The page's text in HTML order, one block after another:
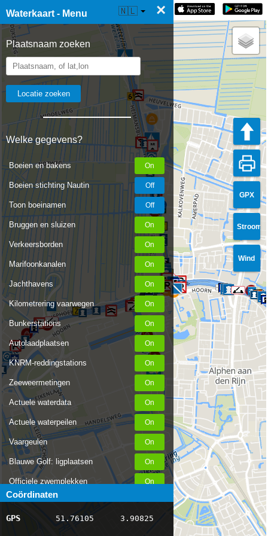
Waterkaart - Menu ×
Plaatsnaam zoeken
Welke gegevens?
Boeien en bakens
Boeien stichting Nautin
Toon boeinamen
Bruggen en sluizen
Verkeersborden
Marifoonkanalen
Jachthavens
Kilometrering vaarwegen
Bunkerstations
Autolaadplaatsen
KNRM-reddingstations
Zeeweermetingen
Actuele waterdata
Actuele waterpeilen
Vaargeulen
Blauwe Golf: ligplaatsen
Officiele zwemplekken
Stremmingen/hinder
AIS scheepsposities
Coördinaten
GPS 51.76105 3.90825
☰ Waterkaart Live 🇳🇱
GPX
Stroom
Wind